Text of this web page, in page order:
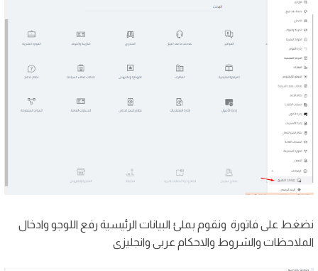
نضغط على فاتورة ونقوم بملئ البيانات الرئيسية رفع اللوجو وادخال
الملاحظات والشروط والاحكام عربى وانجليزى